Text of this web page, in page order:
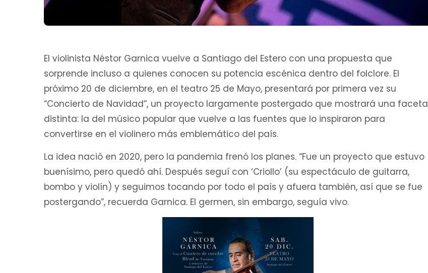
El violinista Néstor Garnica vuelve a Santiago del Estero con una propuesta que
sorprende incluso a quienes conocen su potencia escénica dentro del folclore. El
próximo 20 de diciembre, en el teatro 25 de Mayo, presentará por primera vez su
“Concierto de Navidad”, un proyecto largamente postergado que mostrará una faceta
distinta: la del músico popular que vuelve a las fuentes que lo inspiraron para
convertirse en el violinero más emblemático del país.
La idea nació en 2020, pero la pandemia frenó los planes. “Fue un proyecto que estuvo
buenísimo, pero quedó ahí. Después seguí con ‘Criollo’ (su espectáculo de guitarra,
bombo y violín) y seguimos tocando por todo el país y afuera también, así que se fue
postergando”, recuerda Garnica. El germen, sin embargo, seguía vivo.